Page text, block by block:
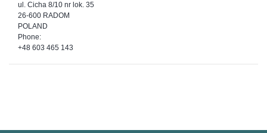
ul. Cicha 8/10 nr lok. 35
26-600 RADOM
POLAND
Phone:
+48 603 465 143